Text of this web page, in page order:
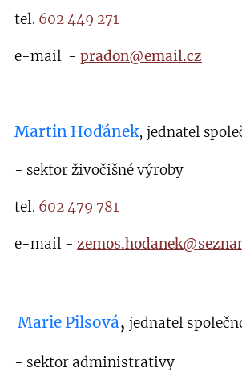
tel. 602 449 271
e-mail - pradon@email.cz
Martin Hoďánek, jednatel
- sektor živočišné výroby
tel. 602 479 781
e-mail -
Marie Pilsová, jednatel
- sektor administrativy